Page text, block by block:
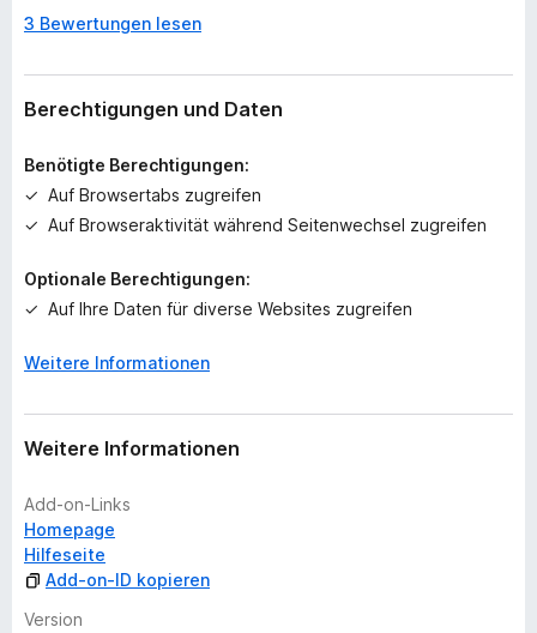
o
h
k
i
e
B
w
e
t
e
v
o
r
3 Bewertungen lesen
Berechtigungen und Daten
Benötigte Berechtigungen:
Auf Browsertabs zugreifen
Auf Browseraktivität während Seitenwechsel zugreifen
Optionale Berechtigungen:
Auf Ihre Daten für diverse Websites zugreifen
Weitere Informationen
Weitere Informationen
Add-on-Links
Homepage
Hilfeseite
Add-on-ID kopieren
Version